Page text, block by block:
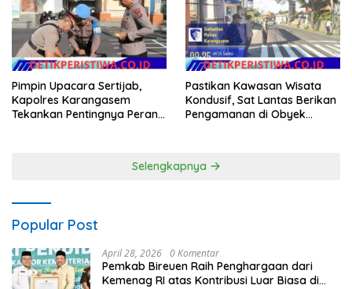
Pimpin Upacara Sertijab,
Kapolres Karangasem
Tekankan Pentingnya Peran
Pastikan Kawasan Wisata
Kondusif, Sat Lantas Berikan
Pengamanan di Obyek
Selengkapnya
Popular Post
April 28, 2026 0 Komentar
Pemkab Bireuen Raih Penghargaan dari
Kemenag RI atas Kontribusi Luar Biasa di